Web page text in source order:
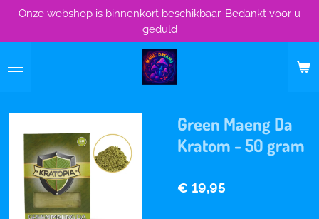
Ga
naar
de
Onze webshop is binnenkort beschikbaar. Bedankt voor u
geduld
Green Maeng Da
Kratom - 50 gram
€ 19,95